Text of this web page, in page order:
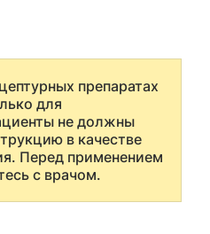
препаратах
для
не должны
в качестве
Перед применением
с врачом.